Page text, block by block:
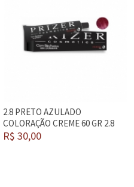
2.8 PRETO AZULADO
COLORAÇÃO CREME 60 GR 2.8
R$ 30,00